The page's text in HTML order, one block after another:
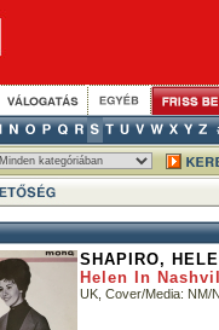
SHAPIRO,
Helen In
UK, Cover/Media: NM/